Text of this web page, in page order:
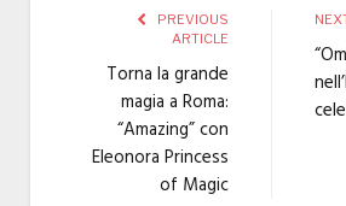
PREVIOUS
ARTICLE
Torna la grande
magia a Roma:
“Amazing” con
Eleonora Princess
of Magic